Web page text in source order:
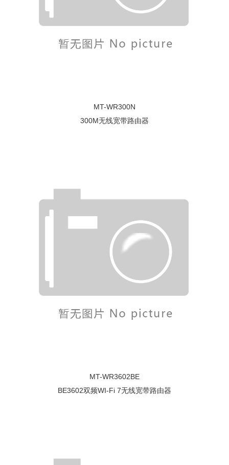
MT-WR300N
300M无线宽带路由器
MT-WR3602BE
BE3602双频WI-Fi 7无线宽带路由器